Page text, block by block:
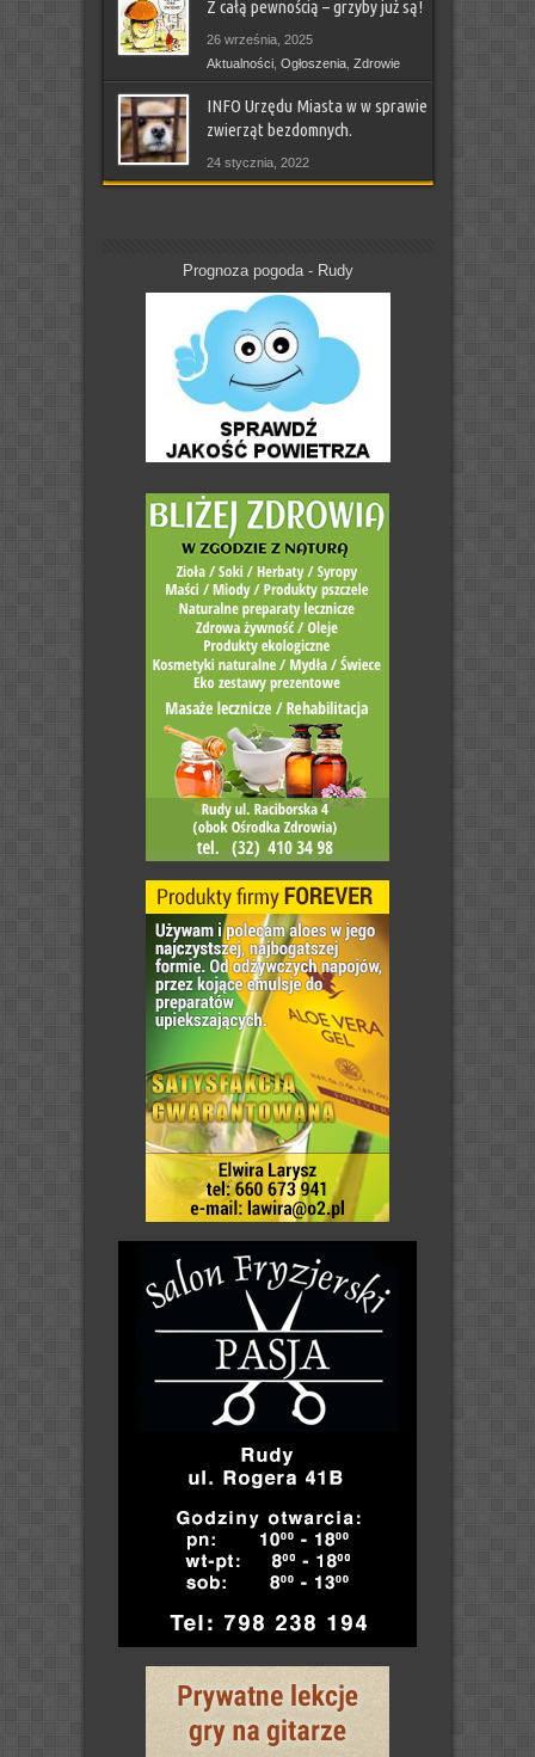
Z całą pewnością – grzyby już są!
26 września, 2025
Aktualności, Ogłoszenia, Zdrowie
INFO Urzędu Miasta w w sprawie
zwierząt bezdomnych.
24 stycznia, 2022
Aktualności,Ludzie piszą,Ogłoszenia,Sprawy Gminy
Prognoza pogoda - Rudy